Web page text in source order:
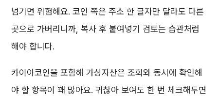
넘기면 위험해요. 코인 쪽은 주소 한 글자만 달라도 다른
곳으로 가버리니까, 복사 후 붙여넣기 검토는 습관처럼
해야 합니다.
카이아코인을 포함해 가상자산은 조회와 동시에 확인해
야 할 항목이 꽤 많아요. 귀찮아 보여도 한 번 체크해두면